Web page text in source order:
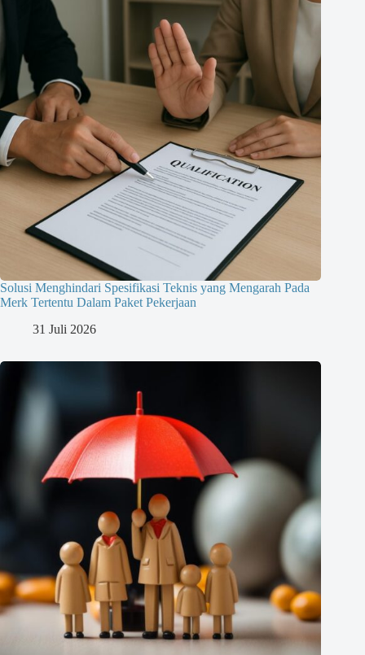
Solusi Menghindari Spesifikasi Teknis yang Mengarah Pada
Merk Tertentu Dalam Paket Pekerjaan
31 Juli 2026